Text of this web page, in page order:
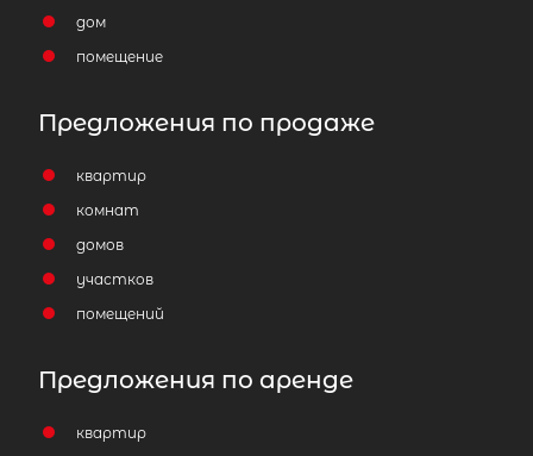
Популярное
дом
помещение
Предложения по продаже
квартир
комнат
домов
участков
помещений
Предложения по аренде
квартир